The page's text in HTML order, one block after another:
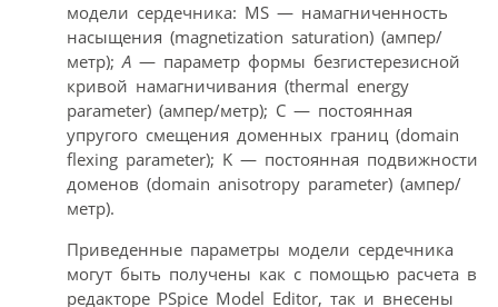
модели сердечника: MS — намагниченность
насыщения (magnetization saturation) (ампер/
метр);A — параметр формы безгистерезисной
кривой намагничивания (thermal energy
parameter) (ампер/метр); C — постоянная
упругого смещения доменных границ (domain
flexing parameter); K — постоянная подвижности
доменов (domain anisotropy parameter) (ампер/
метр).
Приведенные параметры модели сердечника
могут быть получены как с помощью расчета в
редакторе PSpice Model Editor, так и внесены